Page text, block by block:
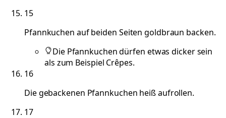
15
Pfannkuchen auf beiden Seiten goldbraun backen.
Die Pfannkuchen dürfen etwas dicker sein
als zum Beispiel Crêpes.
16
Die gebackenen Pfannkuchen heiß aufrollen.
17